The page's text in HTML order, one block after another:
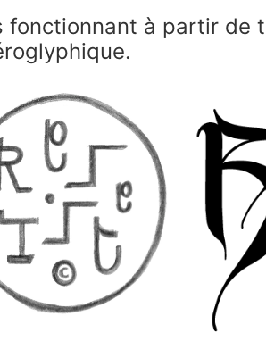
à partir de